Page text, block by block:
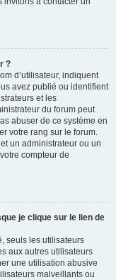
?
d’utilisateur, indiquent
avez publié ou identifient
et les
du forum peut
abuser de ce système en
votre rang sur le forum.
un administrateur ou un
compteur de
je clique sur le lien de
seuls les utilisateurs
aux autres utilisateurs
une utilisation abusive
malveillants ou